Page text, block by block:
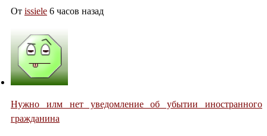
От issiele 6 часов назад
Нужно илм нет уведомление об убытии иностранного
гражданина